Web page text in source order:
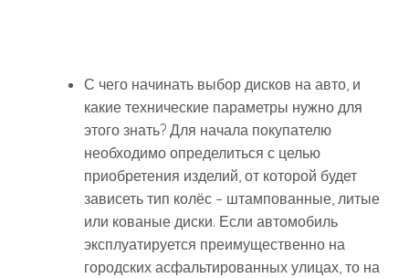
С чего начинать выбор дисков на авто, и
какие технические параметры нужно для
этого знать? Для начала покупателю
необходимо определиться с целью
приобретения изделий, от которой будет
зависеть тип колёс – штампованные, литые
или кованые диски. Если автомобиль
эксплуатируется преимущественно на
городских асфальтированных улицах, то на